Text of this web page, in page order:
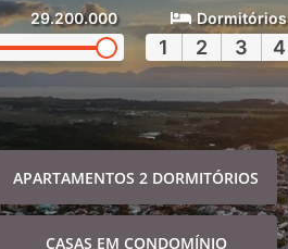
29.200.000 Dormitórios
1 2 3 4
APARTAMENTOS 2 DORMITÓRIOS
CASAS EM CONDOMÍNIO